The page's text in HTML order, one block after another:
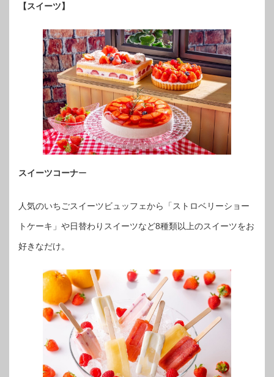
【スイーツ】
スイーツコーナー
人気のいちごスイーツビュッフェから「ストロベリーショー
トケーキ」や日替わりスイーツなど8種類以上のスイーツをお
好きなだけ。